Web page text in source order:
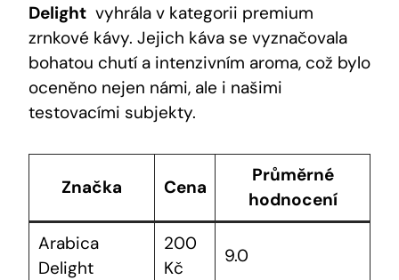
Delight ​ vyhrála v kategorii premium
zrnkové kávy. Jejich káva se vyznačovala
bohatou chutí a intenzivním ​aroma, což bylo‌
oceněno nejen námi, ale i našimi
testovacími subjekty.
Značka Cena
Průměrné
hodnocení
Arabica‍
Delight
200
Kč
9.0